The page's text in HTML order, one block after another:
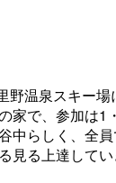
野温泉スキー
家で、参加は
中らしく、全
る上達して